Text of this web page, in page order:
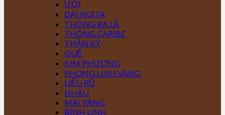
ƯƠI
DÁI NGỰA
THÔNG BA LÁ
THÔNG CARIBE
THẦN KỲ
QUẾ
KIM PHƯỢNG
PHONG LINH VÀNG
LIỄU RŨ
NHÀU
MAI VÀNG
BÌNH LINH